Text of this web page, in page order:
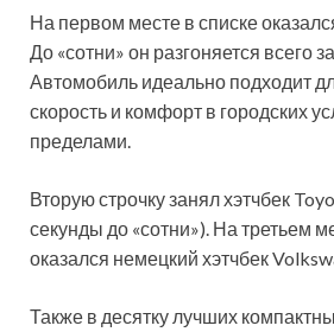
На первом месте в списке
До «сотни» он разгоняется всего
Автомобиль идеально подходит
скорость и комфорт в городских
пределами.
Вторую строчку занял хэтчбек
секунды до «сотни»). На третьем
оказался немецкий хэтчбек
Также в десятку лучших